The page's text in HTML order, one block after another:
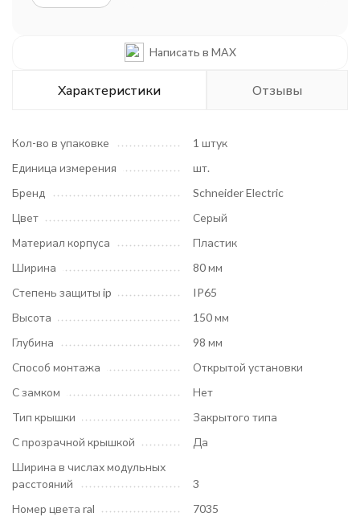
Написать в MAX
Характеристики Отзывы
Кол-во в упаковке
1 штук
Единица измерения
шт.
Бренд
Schneider Electric
Цвет
Серый
Материал корпуса
Пластик
Ширина
80 мм
Степень защиты ip
IP65
Высота
150 мм
Глубина
98 мм
Способ монтажа
Открытой установки
С замком
Нет
Тип крышки
Закрытого типа
С прозрачной крышкой
Да
Ширина в числах модульных
расстояний
3
Номер цвета ral
7035